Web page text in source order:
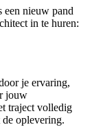
een nieuw pand
in te huren:
je ervaring,
jouw
traject volledig
de oplevering.